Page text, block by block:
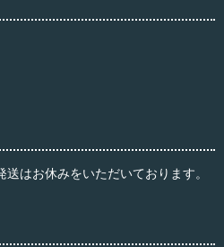
はお休みをいただいております。